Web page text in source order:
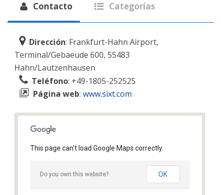
Contacto Categorías
Dirección: Frankfurt-Hahn Airport,
Terminal/Gebaeude 600, 55483
Hahn/Lautzenhausen
Teléfono: +49-1805-252525
Página web: www.sixt.com
This page can't load Google Maps correctly.
Do you own this website? OK